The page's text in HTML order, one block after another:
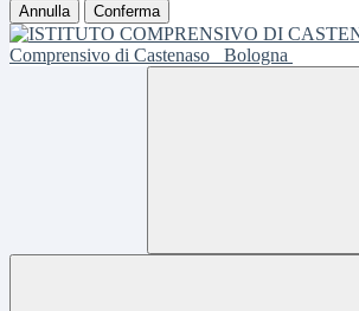
Annulla Conferma
Comprensivo di Castenaso
Bologna